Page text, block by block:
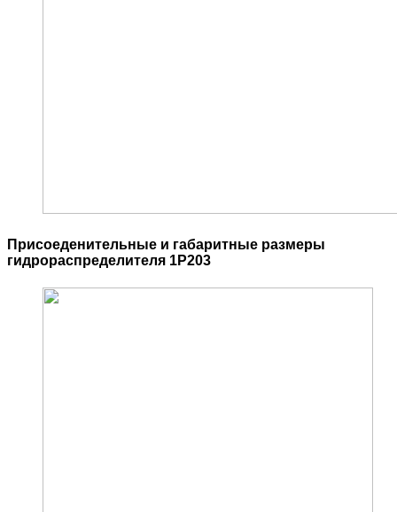
Присоеденительные и габаритные размеры
гидрораспределителя 1Р203